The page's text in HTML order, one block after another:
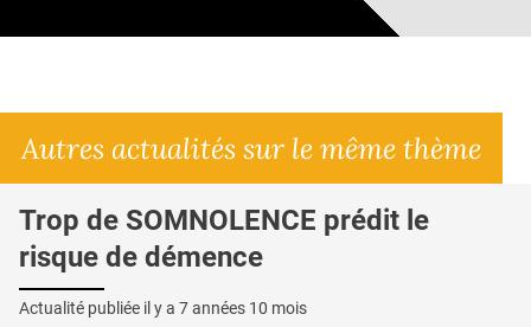
Autres actualités sur le même thème
Trop de SOMNOLENCE prédit le
risque de démence
Actualité publiée il y a 7 années 10 mois